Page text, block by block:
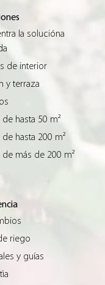
la solucióna
de interior
y terraza
de hasta 50 m²
de hasta 200 m²
de más de 200 m²
riego
y guías